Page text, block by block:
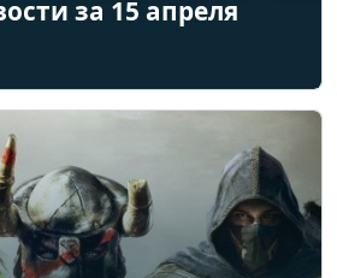
за 15 апреля